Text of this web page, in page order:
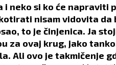
neko si ko će napraviti
nisam vidovita da
to je činjenica. Ja
za ovaj krug, jako
Ali ovo je takmičenje